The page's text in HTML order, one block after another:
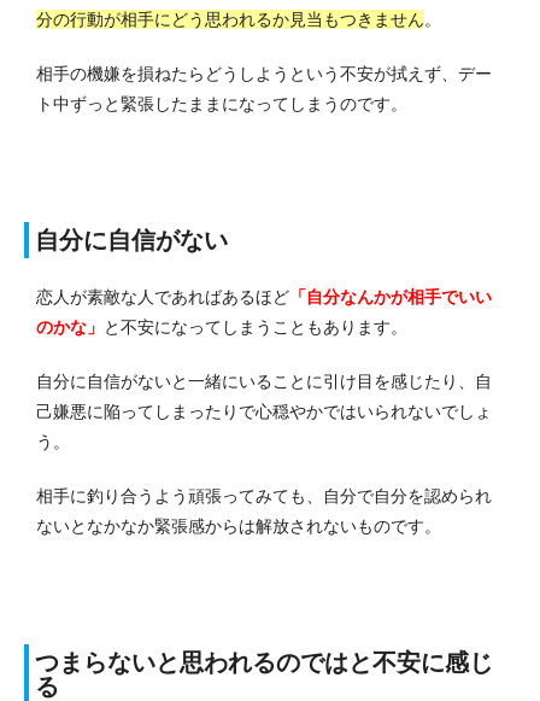
分の行動が相手にどう思われるか見当もつきません。
相手の機嫌を損ねたらどうしようという不安が拭えず、デー
ト中ずっと緊張したままになってしまうのです。
自分に自信がない
恋人が素敵な人であればあるほど 「自分なんかが相手でいい
のかな」 と不安になってしまうこともあります。
自分に自信がないと一緒にいることに引け目を感じたり、自
己嫌悪に陥ってしまったりで心穏やかではいられないでしょ
う。
相手に釣り合うよう頑張ってみても、自分で自分を認められ
ないとなかなか緊張感からは解放されないものです。
つまらないと思われるのではと不安に感じ
る